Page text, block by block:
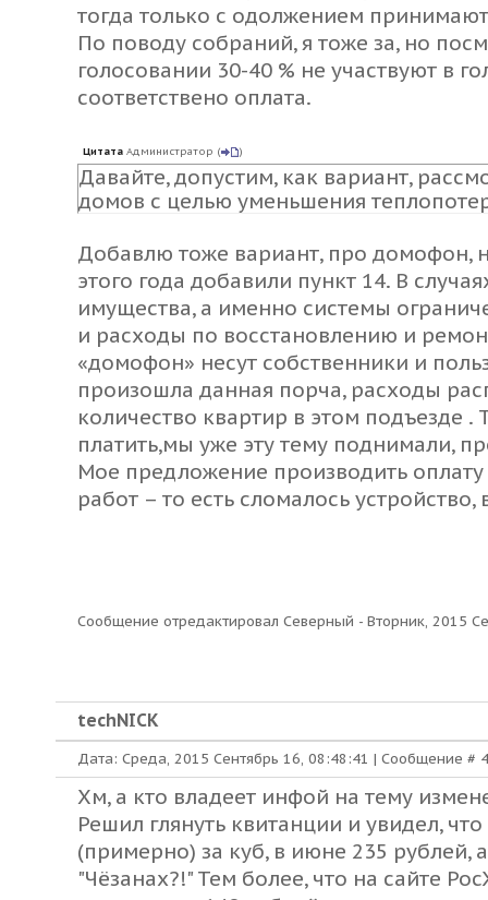
тогда только с одолжением
По поводу собраний, я тоже за, но
голосовании 30-40 % не участвуют в
соответствено оплата.
Цитата Администратор ( )
Давайте, допустим, как вариант,
домов с целью уменьшения
Добавлю тоже вариант, про домофон,
этого года добавили пункт 14. В
имущества, а именно системы
и расходы по восстановлению и
«домофон» несут собственники и
произошла данная порча, расходы
количество квартир в этом подъезде
платить,мы уже эту тему поднимали,
Мое предложение производить
работ – то есть сломалось
Сообщение отредактировал Северный - Вторник, 2015
techNICK
Дата: Среда, 2015 Сентябрь 16, 08:48:41 | Сообщение #
Хм, а кто владеет инфой на тему
Решил глянуть квитанции и увидел,
(примерно) за куб, в июне 235 рублей,
"Чёзанах?!" Тем более, что на сайте